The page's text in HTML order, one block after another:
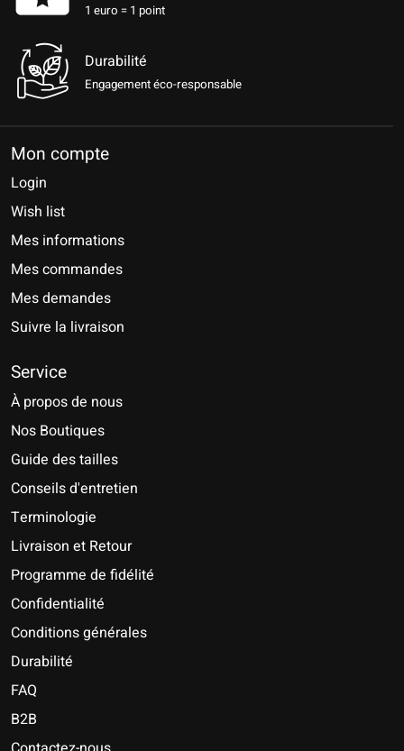
1 euro = 1 point
Durabilité
Engagement éco-responsable
Mon compte
Login
Wish list
Mes informations
Mes commandes
Mes demandes
Suivre la livraison
Service
À propos de nous
Nos Boutiques
Guide des tailles
Conseils d'entretien
Terminologie
Livraison et Retour
Programme de fidélité
Confidentialité
Conditions générales
Durabilité
FAQ
B2B